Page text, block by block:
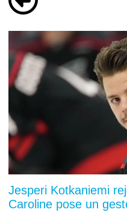
Jesperi Kotkaniemi
Caroline pose un